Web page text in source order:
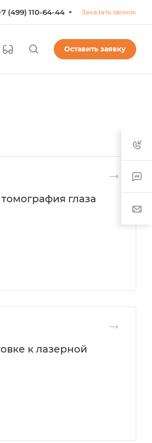
(499) 110-64-44 Заказать звонок
Оставить заявку
глаза
к лазерной